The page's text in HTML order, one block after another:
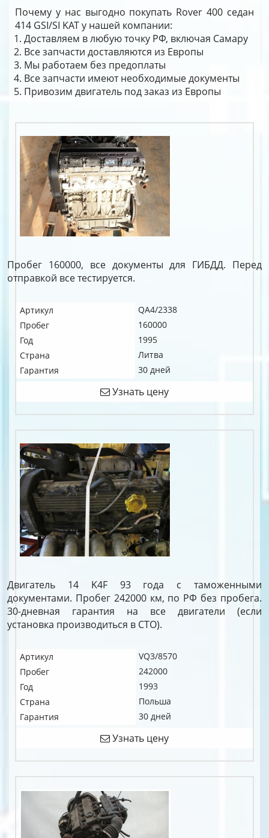
Почему у нас выгодно покупать Rover 400 седан
414 GSI/SI KAT у нашей компании:
Доставляем в любую точку РФ, включая Самару
Все запчасти доставляются из Европы
Мы работаем без предоплаты
Все запчасти имеют необходимые документы
Привозим двигатель под заказ из Европы
Пробег 160000, все документы для ГИБДД. Перед
отправкой все тестируется.
Артикул
QA4/2338
Пробег
160000
Год
1995
Страна
Литва
Гарантия
30 дней
Узнать цену
Двигатель 14 K4F 93 года с таможенными
документами. Пробег 242000 км, по РФ без пробега.
30-дневная гарантия на все двигатели (если
установка производиться в СТО).
Артикул
VQ3/8570
Пробег
242000
Год
1993
Страна
Польша
Гарантия
30 дней
Узнать цену